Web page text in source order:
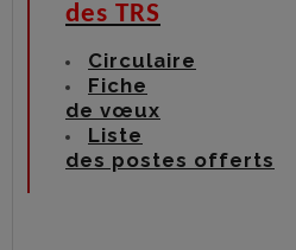
des TRS
Circulaire
Fiche
de vœux
Liste
des postes offerts